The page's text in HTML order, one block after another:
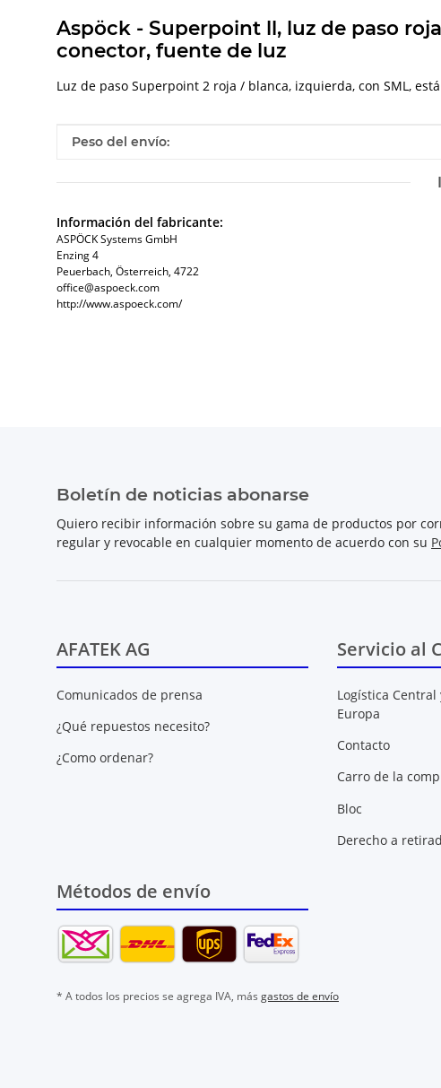
Aspöck - Superpoint ll, luz de paso
conector, fuente de luz
Luz de paso Superpoint 2 roja / blanca, izquierda, con SML,
#productDetails.itemInformation#
#productDetails.itemValue#
Peso del envío:
Información del fabricante:
ASPÖCK Systems GmbH
Enzing 4
Peuerbach, Österreich, 4722
office@aspoeck.com
http://www.aspoeck.com/
Boletín de noticias abonarse
Quiero recibir información sobre su gama de productos por
regular y revocable en cualquier momento de acuerdo con su
AFATEK AG
Comunicados de prensa
¿Qué repuestos necesito?
¿Como ordenar?
Servicio al
Logística Central
Europa
Contacto
Carro de la
Bloc
Derecho a
Métodos de envío
* A todos los precios se agrega IVA, más gastos de envío